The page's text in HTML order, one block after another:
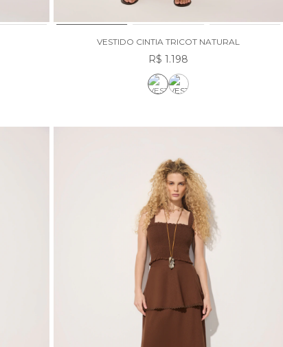
VESTIDO CINTIA TRICOT NATURAL
R$ 1.198